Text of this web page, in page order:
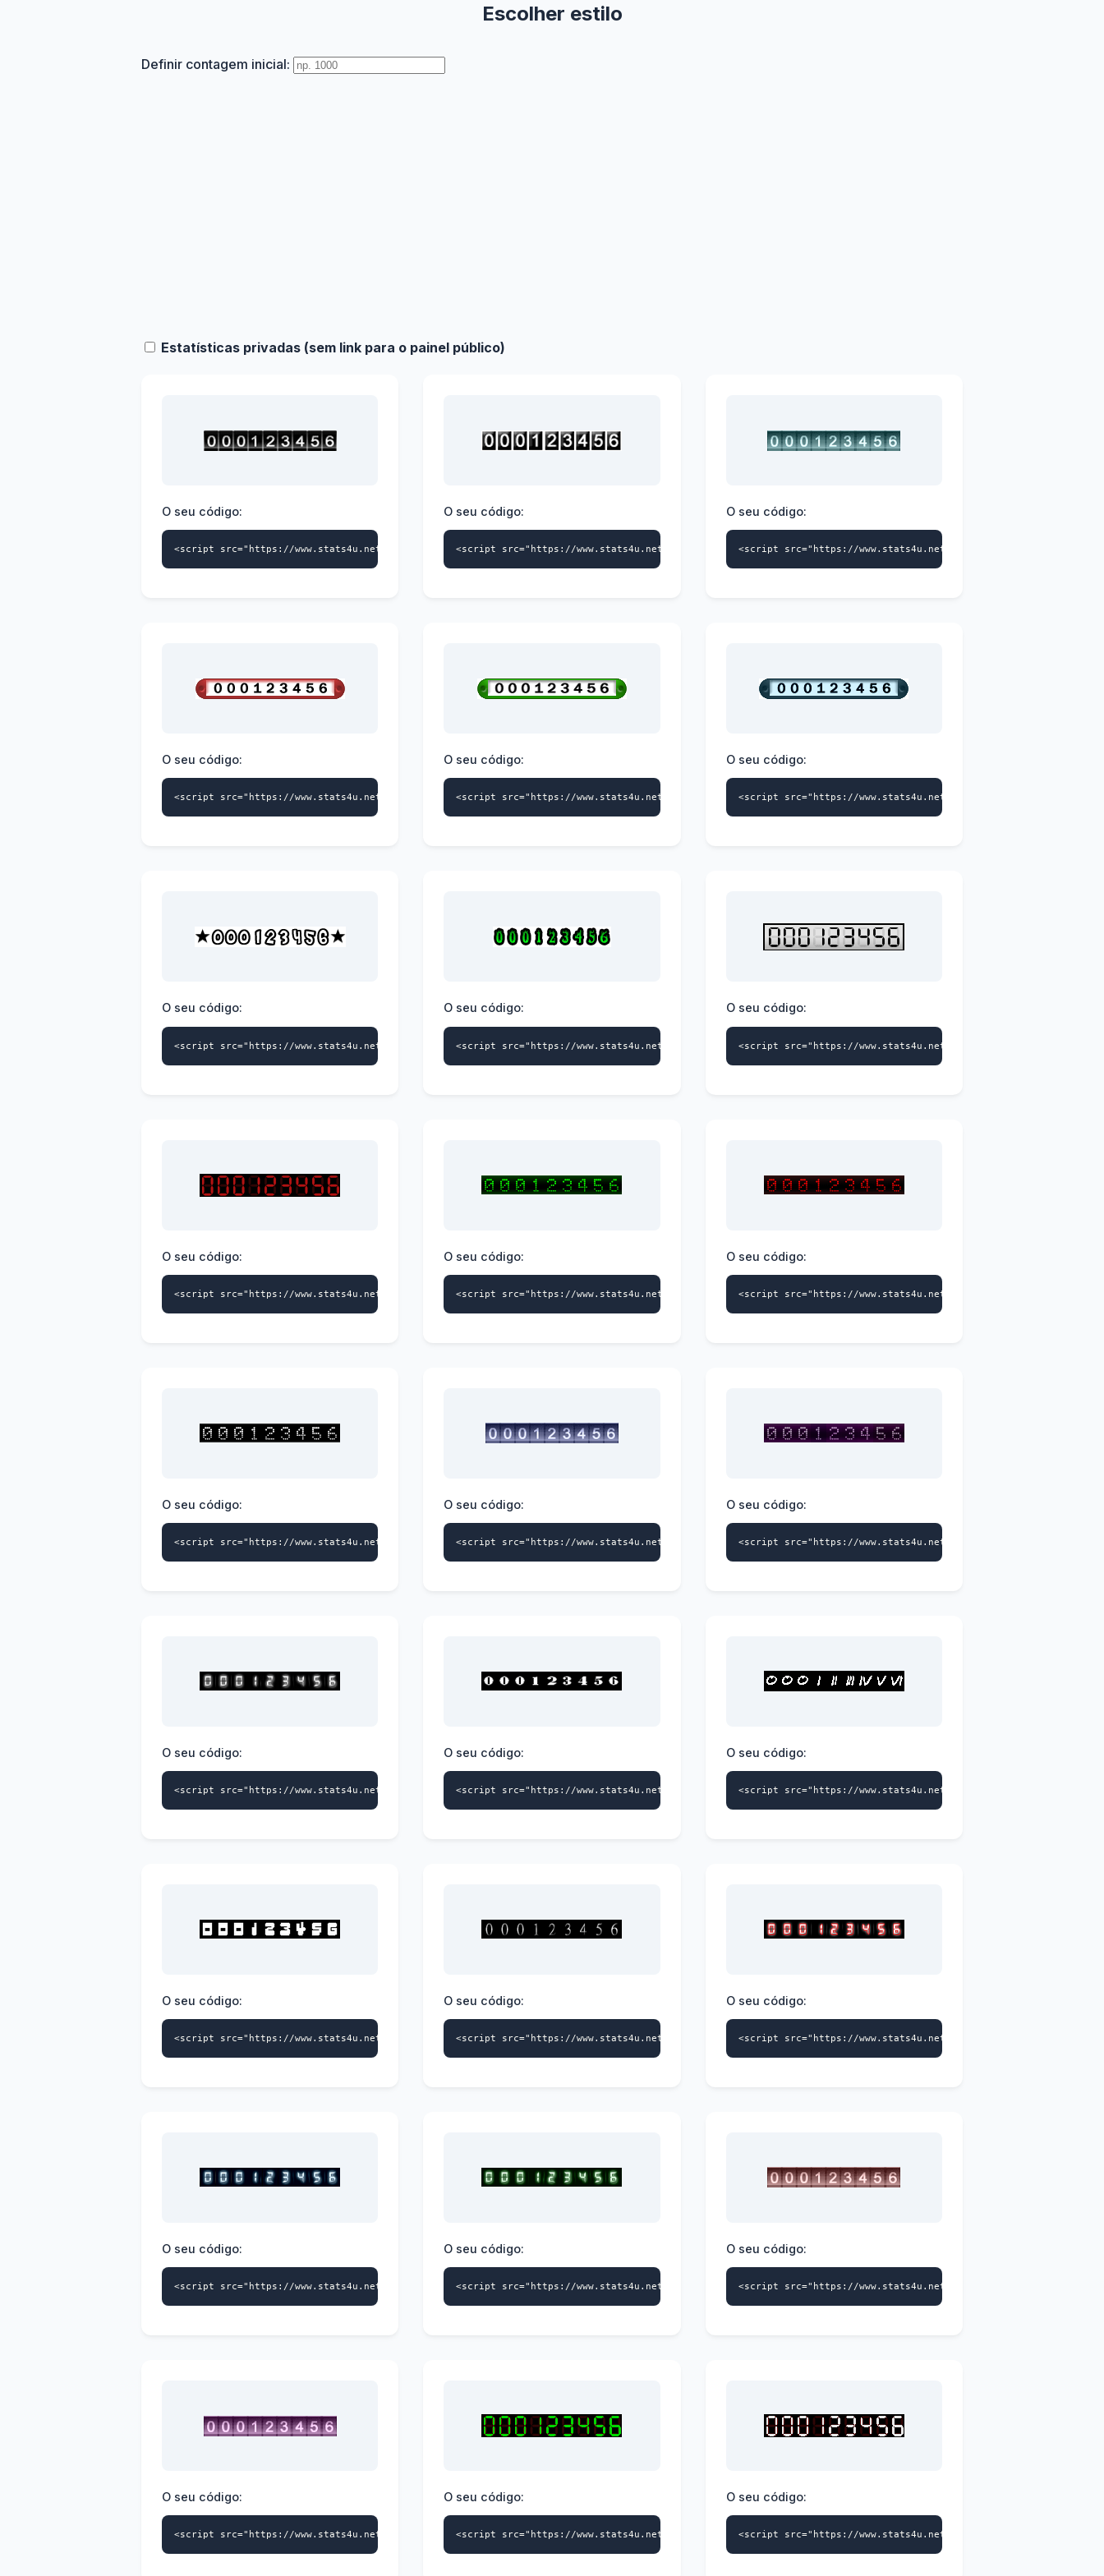
Escolher estilo
Definir contagem inicial:
Estatísticas privadas (sem link para o painel público)
O seu código:
<script src="https://www.stats4u.net/s4u.js" data-id="9739359870" data-style="100" async></script>
O seu código:
<script src="https://www.stats4u.net/s4u.js" data-id="9739359870" data-style="101" async></script>
O seu código:
<script src="https://www.stats4u.net/s4u.js" data-
O seu código:
<script src="https://www.stats4u.net/s4u.js" data-id="9739359870" data-style="103" async></script>
O seu código:
<script src="https://www.stats4u.net/s4u.js" data-id="9739359870" data-style="104" async></script>
O seu código:
<script src="https://www.stats4u.net/s4u.js" data-
O seu código:
<script src="https://www.stats4u.net/s4u.js" data-id="9739359870" data-style="106" async></script>
O seu código:
<script src="https://www.stats4u.net/s4u.js" data-id="9739359870" data-style="107" async></script>
O seu código:
<script src="https://www.stats4u.net/s4u.js" data-
O seu código:
<script src="https://www.stats4u.net/s4u.js" data-id="9739359870" data-style="109" async></script>
O seu código:
<script src="https://www.stats4u.net/s4u.js" data-id="9739359870" data-style="110" async></script>
O seu código:
<script src="https://www.stats4u.net/s4u.js" data-
O seu código:
<script src="https://www.stats4u.net/s4u.js" data-id="9739359870" data-style="112" async></script>
O seu código:
<script src="https://www.stats4u.net/s4u.js" data-id="9739359870" data-style="113" async></script>
O seu código:
<script src="https://www.stats4u.net/s4u.js" data-
O seu código:
<script src="https://www.stats4u.net/s4u.js" data-id="9739359870" data-style="115" async></script>
O seu código:
<script src="https://www.stats4u.net/s4u.js" data-id="9739359870" data-style="116" async></script>
O seu código:
<script src="https://www.stats4u.net/s4u.js" data-
O seu código:
<script src="https://www.stats4u.net/s4u.js" data-id="9739359870" data-style="118" async></script>
O seu código:
<script src="https://www.stats4u.net/s4u.js" data-id="9739359870" data-style="119" async></script>
O seu código:
<script src="https://www.stats4u.net/s4u.js" data-
O seu código:
<script src="https://www.stats4u.net/s4u.js" data-id="9739359870" data-style="121" async></script>
O seu código:
<script src="https://www.stats4u.net/s4u.js" data-id="9739359870" data-style="122" async></script>
O seu código:
<script src="https://www.stats4u.net/s4u.js" data-
O seu código:
<script src="https://www.stats4u.net/s4u.js" data-id="9739359870" data-style="124" async></script>
O seu código:
<script src="https://www.stats4u.net/s4u.js" data-id="9739359870" data-style="125" async></script>
O seu código:
<script src="https://www.stats4u.net/s4u.js" data-